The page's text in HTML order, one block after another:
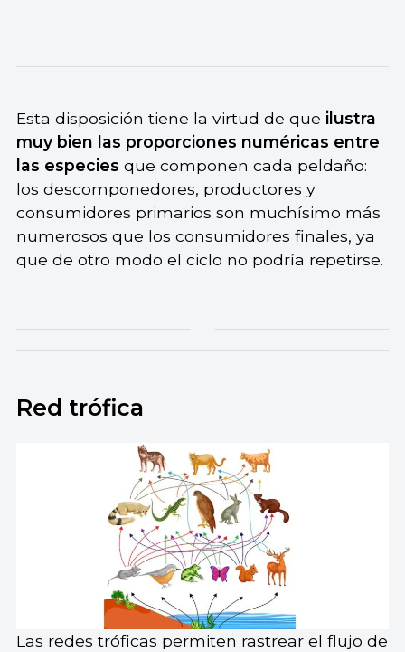
Esta disposición tiene la virtud de que ilustra
muy bien las proporciones numéricas entre
las especies que componen cada peldaño:
los descomponedores, productores y
consumidores primarios son muchísimo más
numerosos que los consumidores finales, ya
que de otro modo el ciclo no podría repetirse.
Red trófica
Las redes tróficas permiten rastrear el flujo de